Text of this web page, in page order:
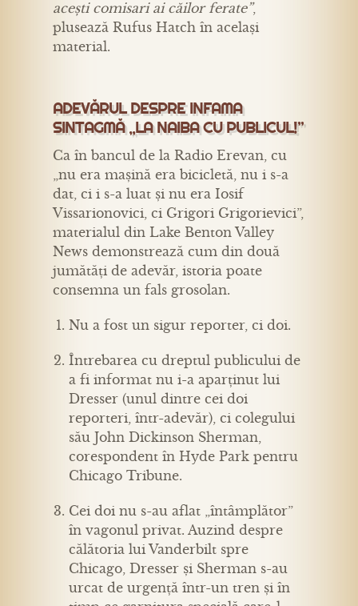
acești comisari ai căilor ferate”,
plusează Rufus Hatch în același
material.
ADEVĂRUL DESPRE INFAMA
SINTAGMĂ „LA NAIBA CU PUBLICUL!”
Ca în bancul de la Radio Erevan, cu
„nu era mașină era bicicletă, nu i s-a
dat, ci i s-a luat și nu era Iosif
Vissarionovici, ci Grigori Grigorievici”,
materialul din Lake Benton Valley
News demonstrează cum din două
jumătăți de adevăr, istoria poate
consemna un fals grosolan.
Nu a fost un sigur reporter, ci doi.
Întrebarea cu dreptul publicului de
a fi informat nu i-a aparținut lui
Dresser (unul dintre cei doi
reporteri, într-adevăr), ci colegului
său John Dickinson Sherman,
corespondent în Hyde Park pentru
Chicago Tribune.
Cei doi nu s-au aflat „întâmplător”
în vagonul privat. Auzind despre
călătoria lui Vanderbilt spre
Chicago, Dresser și Sherman s-au
urcat de urgență într-un tren și în